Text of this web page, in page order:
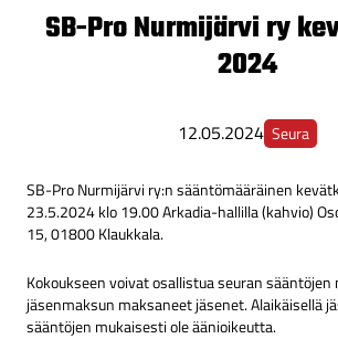
SB-Pro Nurmijärvi ry
2024
12.05.2024 Seura
SB-Pro Nurmijärvi ry:n sääntömääräinen
23.5.2024 klo 19.00 Arkadia-hallilla (kahvio)
15, 01800 Klaukkala.
Kokoukseen voivat osallistua seuran sääntöjen
jäsenmaksun maksaneet jäsenet. Alaikäisellä
sääntöjen mukaisesti ole äänioikeutta.